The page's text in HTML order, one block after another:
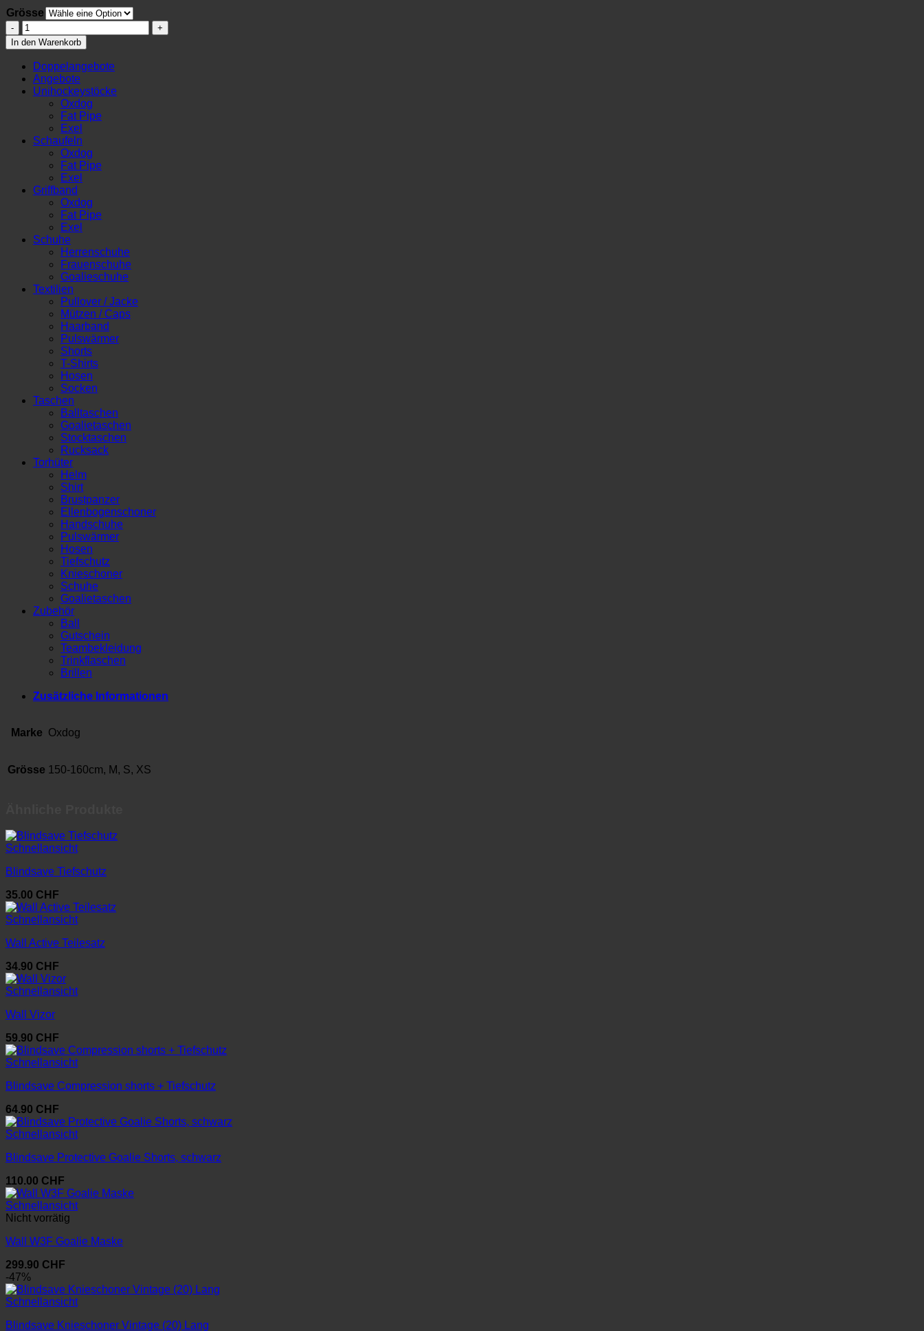
Grösse
Oxdog
Tour+
Goalie
Hosen
Menge
In den Warenkorb
Doppelangebote
Angebote
Unihockeystöcke
Oxdog
Fat Pipe
Exel
Schaufeln
Oxdog
Fat Pipe
Exel
Griffband
Oxdog
Fat Pipe
Exel
Schuhe
Herrenschuhe
Frauenschuhe
Goalieschuhe
Textilien
Pullover / Jacke
Mützen / Caps
Haarband
Pulswärmer
Shorts
T-Shirts
Hosen
Socken
Taschen
Balltaschen
Goalietaschen
Stocktaschen
Rucksack
Torhüter
Helm
Shirt
Brustpanzer
Ellenbogenschoner
Handschuhe
Pulswärmer
Hosen
Tiefschutz
Knieschoner
Schuhe
Goalietaschen
Zubehör
Ball
Gutschein
Teambekleidung
Trinkflaschen
Brillen
Zusätzliche Informationen
Marke Oxdog
Grösse 150-160cm, M, S, XS
Schnellansicht
Blindsave Tiefschutz
35.00 CHF
Schnellansicht
Wall Active Teilesatz
34.90 CHF
Schnellansicht
Wall Vizor
59.90 CHF
Schnellansicht
Blindsave Compression shorts + Tiefschutz
64.90 CHF
Schnellansicht
Blindsave Protective Goalie Shorts, schwarz
110.00 CHF
Schnellansicht
Nicht vorrätig
Wall W3F Goalie Maske
299.90 CHF
-47%
Schnellansicht
Blindsave Knieschoner Vintage (20) Lang